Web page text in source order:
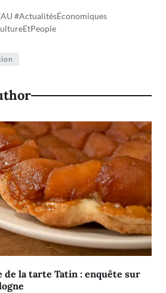
#ActualitésÉconomiques
la tarte Tatin : enquête sur